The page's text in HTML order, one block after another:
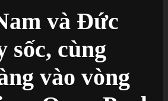
và Đức
sốc, cùng
vào vòng